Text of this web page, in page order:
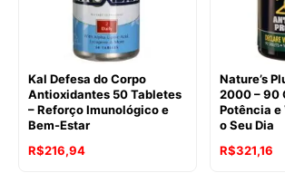
Kal Defesa do Corpo
Antioxidantes 50 Tabletes
– Reforço Imunológico e
Bem-Estar
R$216,94
Nature’s
2000 – 90
Potência
o Seu Dia
R$321,16